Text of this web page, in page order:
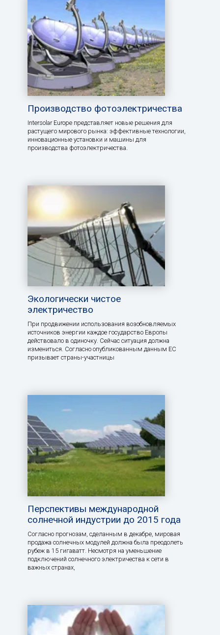
Производство фотоэлектричества
Intersolar Europe представляет новые решения для
растущего мирового рынка: эффективные технологии,
инновационные установки и машины для
производства фотоэлектричества.
Экологически чистое
электричество
При продвижении использования возобновляемых
источников энергии каждое государство Европы
действовало в одиночку. Сейчас ситуация должна
измениться. Согласно опубликованным данным ЕС
призывает страны-участницы
Перспективы международной
солнечной индустрии до 2015 года
Согласно прогнозам, сделанным в декабре, мировая
продажа солнечных модулей должна была преодолеть
рубеж в 15 гигаватт. Несмотря на уменьшение
подключений солнечного электричества к сети в
важных странах,